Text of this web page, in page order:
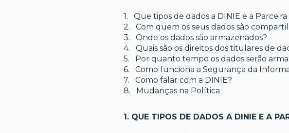
1. Que tipos de dados a DINIE e a
2. Com quem os seus dados são
3. Onde os dados são armazenados?
4. Quais são os direitos dos titulares de
5. Por quanto tempo os dados serão
6. Como funciona a Segurança da
7. Como falar com a DINIE?
8. Mudanças na Política
1. QUE TIPOS DE DADOS A DINIE E A